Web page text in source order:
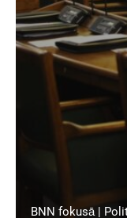
BNN fokusā |